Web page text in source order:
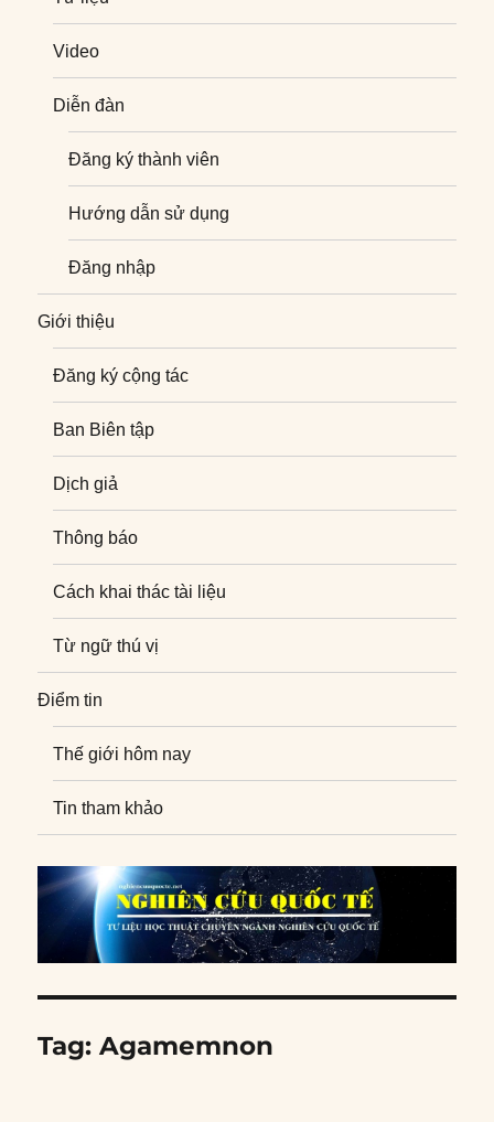
Video
Diễn đàn
Đăng ký thành viên
Hướng dẫn sử dụng
Đăng nhập
Giới thiệu
Đăng ký cộng tác
Ban Biên tập
Dịch giả
Thông báo
Cách khai thác tài liệu
Từ ngữ thú vị
Điểm tin
Thế giới hôm nay
Tin tham khảo
Tag:Agamemnon